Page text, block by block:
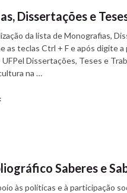
Dissertações e
da lista de Monografias,
as teclas Ctrl + F e após digite
Dissertações, Teses e
na …
Saberes e
às políticas e à participação